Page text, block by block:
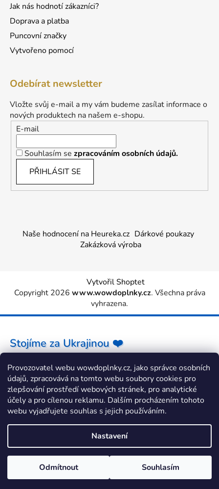
Provozovatel webu wowdoplnky.cz, jako správce osobních
údajů, zpracovává na tomto webu soubory cookies pro
zlepšování prostředí webových stránek, pro analytické
účely a pro cílenou reklamu. Dalším procházením tohoto
webu vyjadřujete souhlas s jejich používáním.
Nastavení
Odmítnout Souhlasím
Jak nás hodnotí zákazníci?
Doprava a platba
Puncovní značky
Vytvořeno pomocí
Odebírat newsletter
Vložte svůj e-mail a my vám budeme zasílat informace o
nových produktech na našem e-shopu.
E-mail
Souhlasím se zpracováním osobních údajů.
PŘIHLÁSIT SE
Naše hodnocení na Heureka.cz Dárkové poukazy
Zakázková výroba
Vytvořil Shoptet
Copyright 2026 www.wowdoplnky.cz. Všechna práva
vyhrazena.
Stojíme za Ukrajinou ❤️
Jak a čím pomoci »